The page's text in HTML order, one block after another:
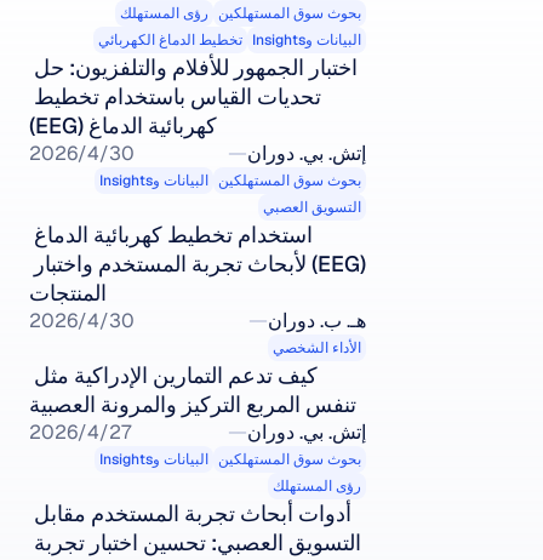
بحوث سوق المستهلكين
رؤى المستهلك
البيانات وInsights
تخطيط الدماغ الكهربائي
كهربائية الدماغ (EEG)
إتش. بي. دوران 30‏/4‏/2026
بحوث سوق المستهلكين البيانات وInsights
التسويق العصبي
المنتجات
هـ. ب. دوران 30‏/4‏/2026
الأداء الشخصي
تنفس المربع التركيز والمرونة العصبية
إتش. بي. دوران 27‏/4‏/2026
بحوث سوق المستهلكين البيانات وInsights
رؤى المستهلك